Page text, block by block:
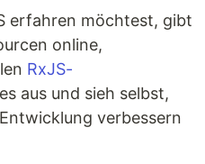
erfahren möchtest, gibt
online,
RxJS-
aus und sieh selbst,
verbessern